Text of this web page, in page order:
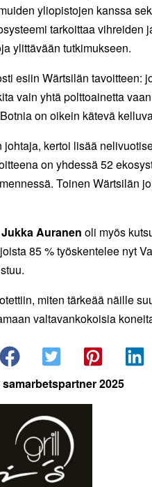
yliopistojen kanssa
tarkoittaa
ylittävään tutkimukseen.
esiin Wärtsilän tavoitteen:
vain yhtä polttoainetta
on oikein kätevä
kertoi lisää
on yhdessä 52
Toinen Wärtsilän
Jukka Auranen oli myös
85 % työskentelee nyt
miten tärkeää näille
valtavankokoisia
2025